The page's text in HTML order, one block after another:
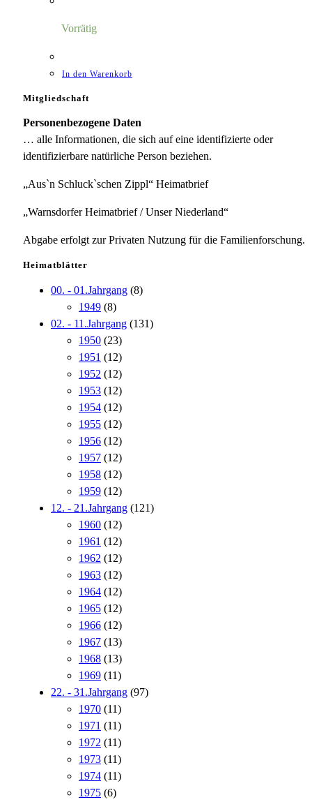
Vorrätig
In den Warenkorb
Mitgliedschaft
Personenbezogene Daten
… alle Informationen, die sich auf eine identifizierte oder
identifizierbare natürliche Person beziehen.
„Aus`n Schluck`schen Zippl“ Heimatbrief
„Warnsdorfer Heimatbrief / Unser Niederland“
Abgabe erfolgt zur Privaten Nutzung für die Familienforschung.
Heimatblätter
00. - 01.Jahrgang (8)
1949 (8)
02. - 11.Jahrgang (131)
1950 (23)
1951 (12)
1952 (12)
1953 (12)
1954 (12)
1955 (12)
1956 (12)
1957 (12)
1958 (12)
1959 (12)
12. - 21.Jahrgang (121)
1960 (12)
1961 (12)
1962 (12)
1963 (12)
1964 (12)
1965 (12)
1966 (12)
1967 (13)
1968 (13)
1969 (11)
22. - 31.Jahrgang (97)
1970 (11)
1971 (11)
1972 (11)
1973 (11)
1974 (11)
1975 (6)